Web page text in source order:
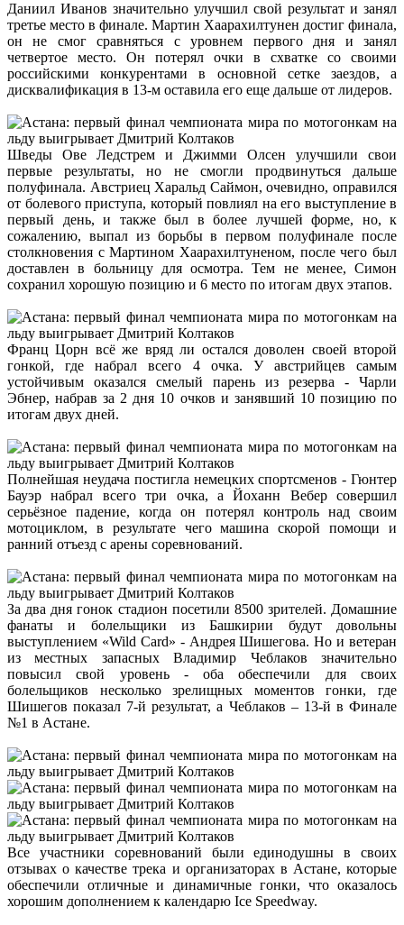
Даниил Иванов значительно улучшил свой результат и занял
третье место в финале. Мартин Хаарахилтунен достиг финала,
он не смог сравняться с уровнем первого дня и занял
четвертое место. Он потерял очки в схватке со своими
российскими конкурентами в основной сетке заездов, а
дисквалификация в 13-м оставила его еще дальше от лидеров.
Шведы Ове Ледстрем и Джимми Олсен улучшили свои
первые результаты, но не смогли продвинуться дальше
полуфинала. Австриец Харальд Саймон, очевидно, оправился
от болевого приступа, который повлиял на его выступление в
первый день, и также был в более лучшей форме, но, к
сожалению, выпал из борьбы в первом полуфинале после
столкновения с Мартином Хаарахилтуненом, после чего был
доставлен ​​в больницу для осмотра. Тем не менее, Симон
сохранил хорошую позицию и 6 место по итогам двух этапов.
Франц Цорн всё же вряд ли остался доволен своей второй
гонкой, где набрал всего 4 очка. У австрийцев самым
устойчивым оказался смелый парень из резерва - Чарли
Эбнер, набрав за 2 дня 10 очков и занявший 10 позицию по
итогам двух дней.
Полнейшая неудача постигла немецких спортсменов - Гюнтер
Бауэр набрал всего три очка, а Йоханн Вебер совершил
серьёзное падение, когда он потерял контроль над своим
мотоциклом, в результате чего машина скорой помощи и
ранний отъезд с арены соревнований.
За два дня гонок стадион посетили 8500 зрителей. Домашние
фанаты и болельщики из Башкирии будут довольны
выступлением «Wild Card» - Андрея Шишегова. Но и ветеран
из местных запасных Владимир Чеблаков значительно
повысил свой уровень - оба обеспечили для своих
болельщиков несколько зрелищных моментов гонки, где
Шишегов показал 7-й результат, а Чеблаков – 13-й в Финале
№1 в Астане.
Все участники соревнований были единодушны в своих
отзывах о качестве трека и организаторах в Астане, которые
обеспечили отличные и динамичные гонки, что оказалось
хорошим дополнением к календарю Ice Speedway.